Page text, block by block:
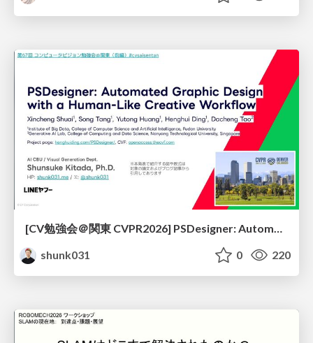
[CV勉強会＠関東 CVPR2026] PSDesigner: Automated Graphic Design with a Human-Like Creative Workflow / kantocv 67th CVPR 2026
shunk031
0 220